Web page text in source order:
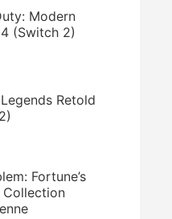
Modern
(Switch 2)
Retold
Fortune’s
Collection